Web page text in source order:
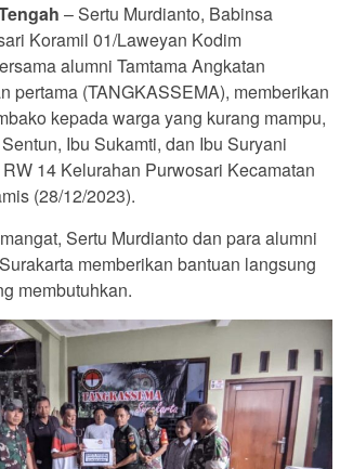
– Sertu Murdianto, Babinsa
Koramil 01/Laweyan Kodim
alumni Tamtama Angkatan
pertama (TANGKASSEMA), memberikan
kepada warga yang kurang mampu,
Ibu Sukamti, dan Ibu Suryani
14 Kelurahan Purwosari Kecamatan
(28/12/2023).
Sertu Murdianto dan para alumni
memberikan bantuan langsung
membutuhkan.